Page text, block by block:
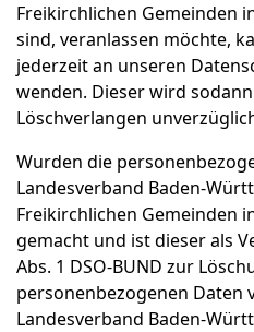
Freikirchlichen Gemeinden
sind, veranlassen möchte,
jederzeit an unseren
wenden. Dieser wird
Löschverlangen
Wurden die
Landesverband Baden-
Freikirchlichen Gemeinden
gemacht und ist dieser als
Abs. 1 DSO-BUND zur
personenbezogenen
Landesverband Baden-